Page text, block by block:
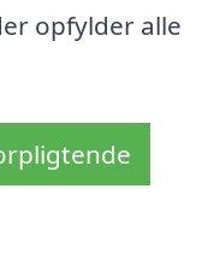
opfylder alle